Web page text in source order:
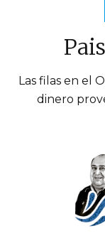
Las filas en el
dinero